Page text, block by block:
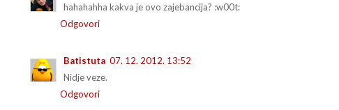
hahahahha kakva je ovo zajebancija? :w00t:
Odgovori
Batistuta 07. 12. 2012. 13:52
Nidje veze.
Odgovori